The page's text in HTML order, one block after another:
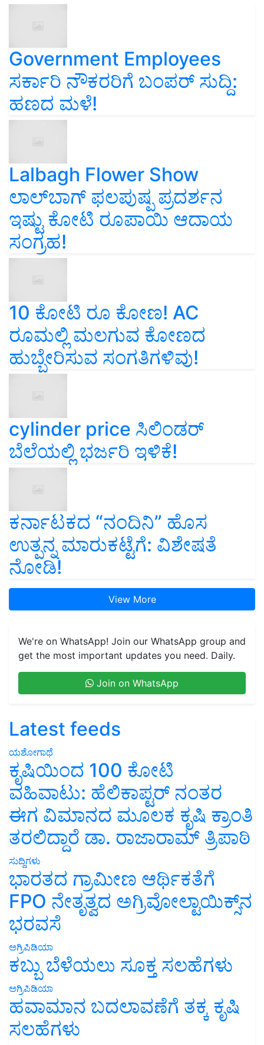
Government Employees
ಸರ್ಕಾರಿ ನೌಕರರಿಗೆ ಬಂಪರ್‌ ಸುದ್ದಿ:
ಹಣದ ಮಳೆ!
Lalbagh Flower Show
ಲಾಲ್‌ಬಾಗ್ ಫಲಪುಷ್ಪ ಪ್ರದರ್ಶನ
ಇಷ್ಟು ಕೋಟಿ ರೂಪಾಯಿ ಆದಾಯ
ಸಂಗ್ರಹ!
10 ಕೋಟಿ ರೂ ಕೋಣ! AC
ರೂಮಲ್ಲಿ ಮಲಗುವ ಕೋಣದ
ಹುಬ್ಬೇರಿಸುವ ಸಂಗತಿಗಳಿವು!
cylinder price ಸಿಲಿಂಡರ್‌
ಬೆಲೆಯಲ್ಲಿ ಭರ್ಜರಿ ಇಳಿಕೆ!
ಕರ್ನಾಟಕದ “ನಂದಿನಿ” ಹೊಸ
ಉತ್ಪನ್ನ ಮಾರುಕಟ್ಟೆಗೆ: ವಿಶೇಷತೆ
ನೋಡಿ!
View More
We're on WhatsApp! Join our WhatsApp group and
get the most important updates you need. Daily.
Join on WhatsApp
Latest feeds
ಯಶೋಗಾಥೆ
ಕೃಷಿಯಿಂದ 100 ಕೋಟಿ
ವಹಿವಾಟು: ಹೆಲಿಕಾಪ್ಟರ್ ನಂತರ
ಈಗ ವಿಮಾನದ ಮೂಲಕ ಕೃಷಿ ಕ್ರಾಂತಿ
ತರಲಿದ್ದಾರೆ ಡಾ. ರಾಜಾರಾಮ್ ತ್ರಿಪಾಠಿ
ಸುದ್ದಿಗಳು
ಭಾರತದ ಗ್ರಾಮೀಣ ಆರ್ಥಿಕತೆಗೆ
FPO ನೇತೃತ್ವದ ಅಗ್ರಿವೋಲ್ಟಾಯಿಕ್ಸ್‌ನ
ಭರವಸೆ
ಅಗ್ರಿಪಿಡಿಯಾ
ಕಬ್ಬು ಬೆಳೆಯಲು ಸೂಕ್ತ ಸಲಹೆಗಳು
ಅಗ್ರಿಪಿಡಿಯಾ
ಹವಾಮಾನ ಬದಲಾವಣೆಗೆ ತಕ್ಕ ಕೃಷಿ
ಸಲಹೆಗಳು